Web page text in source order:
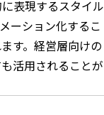
表現するスタイル
ーション化するこ
す。経営層向けの
活用されることが